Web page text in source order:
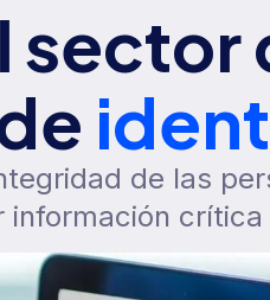
sector
de las
crítica